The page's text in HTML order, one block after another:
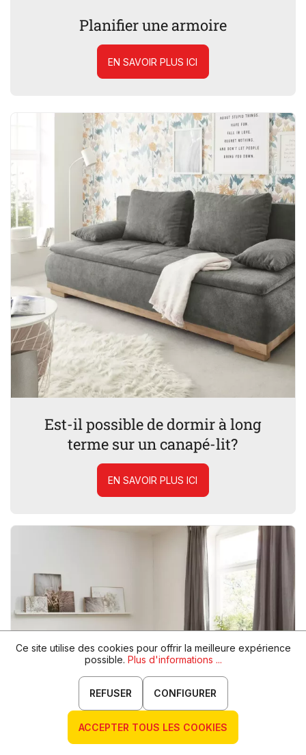
Planifier une armoire
EN SAVOIR PLUS ICI
Est-il possible de dormir à long
terme sur un canapé-lit?
EN SAVOIR PLUS ICI
Ce site utilise des cookies pour offrir la meilleure expérience
possible. Plus d'informations ...
REFUSER CONFIGURER
ACCEPTER TOUS LES COOKIES